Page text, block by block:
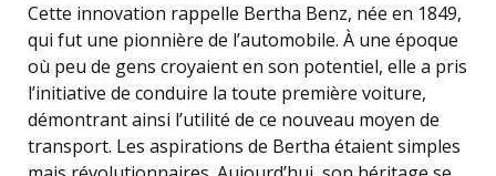
Cette innovation rappelle Bertha Benz, née en 1849,
qui fut une pionnière de l’automobile. À une époque
où peu de gens croyaient en son potentiel, elle a pris
l’initiative de conduire la toute première voiture,
démontrant ainsi l’utilité de ce nouveau moyen de
transport. Les aspirations de Bertha étaient simples